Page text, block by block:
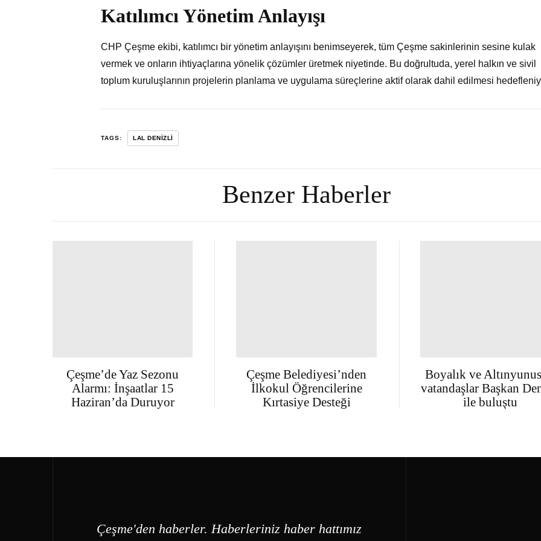
Katılımcı Yönetim Anlayışı
CHP Çeşme ekibi, katılımcı bir yönetim anlayışını benimseyerek, tüm Çeşme sakinlerinin sesine kulak
vermek ve onların ihtiyaçlarına yönelik çözümler üretmek niyetinde. Bu doğrultuda, yerel halkın ve sivil
toplum kuruluşlarının projelerin planlama ve uygulama süreçlerine aktif olarak dahil edilmesi
TAGS: LAL DENIZLI
Benzer Haberler
Çeşme’de Yaz Sezonu
Alarmı: İnşaatlar 15
Haziran’da Duruyor
Çeşme Belediyesi’nden
İlkokul Öğrencilerine
Kırtasiye Desteği
Boyalık ve
vatandaşlar Başkan
ile buluştu
Çeşme'den haberler. Haberleriniz haber hattımız